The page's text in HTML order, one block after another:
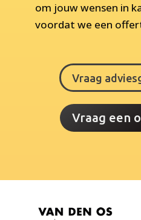
om jouw wensen in
voordat we een
Vraag
Vraag een